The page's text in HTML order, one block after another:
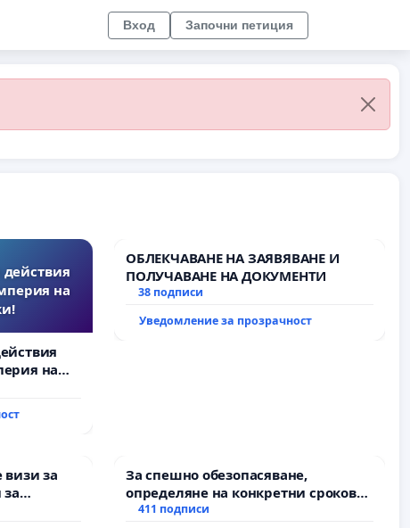
Вход Започни петиция
на
на
ОБЛЕКЧАВАНЕ НА ЗАЯВЯВАНЕ И
ПОЛУЧАВАНЕ НА ДОКУМЕНТИ
38 подписи
Уведомление за прозрачност
визи за
За спешно обезопасяване,
определяне на конкретни срокове
и извършване на цялостна
411 подписи